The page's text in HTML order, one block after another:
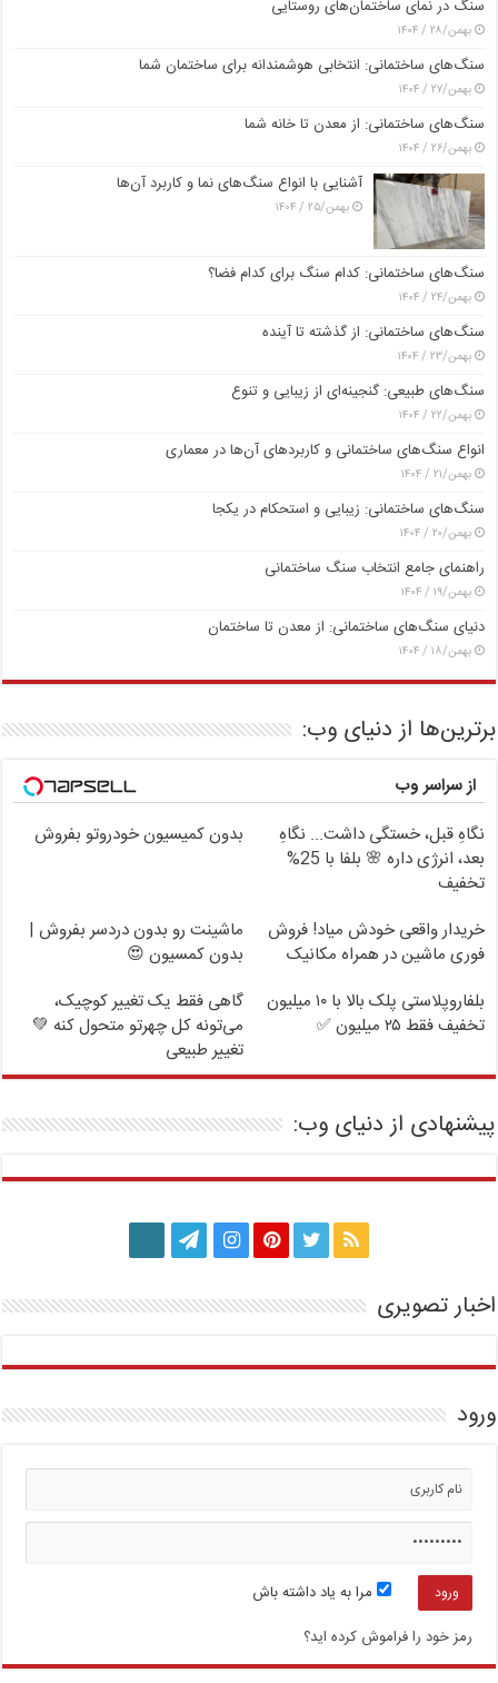
سنگ در نمای ساختمان‌های روستایی
بهمن/۲۸ / ۱۴۰۴
سنگ‌های ساختمانی: انتخابی هوشمندانه برای ساختمان شما
بهمن/۲۷ / ۱۴۰۴
سنگ‌های ساختمانی: از معدن تا خانه شما
بهمن/۲۶ / ۱۴۰۴
آشنایی با انواع سنگ‌های نما و کاربرد آن‌ها
بهمن/۲۵ / ۱۴۰۴
سنگ‌های ساختمانی: کدام سنگ برای کدام فضا؟
بهمن/۲۴ / ۱۴۰۴
سنگ‌های ساختمانی: از گذشته تا آینده
بهمن/۲۳ / ۱۴۰۴
سنگ‌های طبیعی: گنجینه‌ای از زیبایی و تنوع
بهمن/۲۲ / ۱۴۰۴
انواع سنگ‌های ساختمانی و کاربردهای آن‌ها در معماری
بهمن/۲۱ / ۱۴۰۴
سنگ‌های ساختمانی: زیبایی و استحکام در یکجا
بهمن/۲۰ / ۱۴۰۴
راهنمای جامع انتخاب سنگ ساختمانی
بهمن/۱۹ / ۱۴۰۴
دنیای سنگ‌های ساختمانی: از معدن تا ساختمان
بهمن/۱۸ / ۱۴۰۴
برترین‌ها از دنیای وب:
از سراسر وب
نگاهِ قبل، خستگی داشت... نگاهِ
بعد، انرژی داره 🌸 بلفا با 25%
تخفیف
بدون کمیسیون خودروتو بفروش
خریدار واقعی خودش میاد! فروش
فوری ماشین در همراه مکانیک
ماشینت رو بدون دردسر بفروش |
بدون کمسیون 😍
بلفاروپلاستی پلک بالا با ۱۰ میلیون
تخفیف فقط ۲۵ میلیون ✅
گاهی فقط یک تغییر کوچیک،
می‌تونه کل چهرتو متحول کنه 💚
تغییر طبیعی
پیشنهادی از دنیای وب:
اخبار تصویری
ورود
مرا به یاد داشته باش
رمز خود را فراموش کرده اید؟